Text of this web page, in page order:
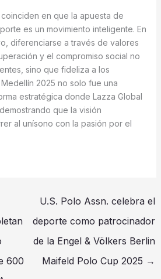
en que la apuesta de
es un movimiento inteligente. En
diferenciarse a través de valores
y el compromiso social no
sino que fideliza a los
2025 no solo fue una
estratégica donde Lazza Global
que la visión
al unísono con la pasión por el
600
U.S. Polo Assn. celebra el
deporte como patrocinador
de la Engel & Völkers Berlin
Maifeld Polo Cup 2025 →